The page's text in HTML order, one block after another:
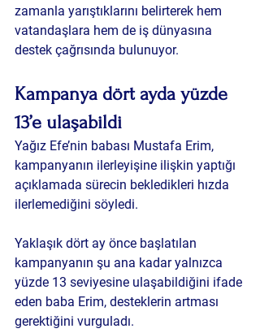
zamanla yarıştıklarını belirterek hem
vatandaşlara hem de iş dünyasına
destek çağrısında bulunuyor.
Kampanya dört ayda yüzde
13’e ulaşabildi
Yağız Efe’nin babası Mustafa Erim,
kampanyanın ilerleyişine ilişkin yaptığı
açıklamada sürecin bekledikleri hızda
ilerlemediğini söyledi.
Yaklaşık dört ay önce başlatılan
kampanyanın şu ana kadar yalnızca
yüzde 13 seviyesine ulaşabildiğini ifade
eden baba Erim, desteklerin artması
gerektiğini vurguladı.